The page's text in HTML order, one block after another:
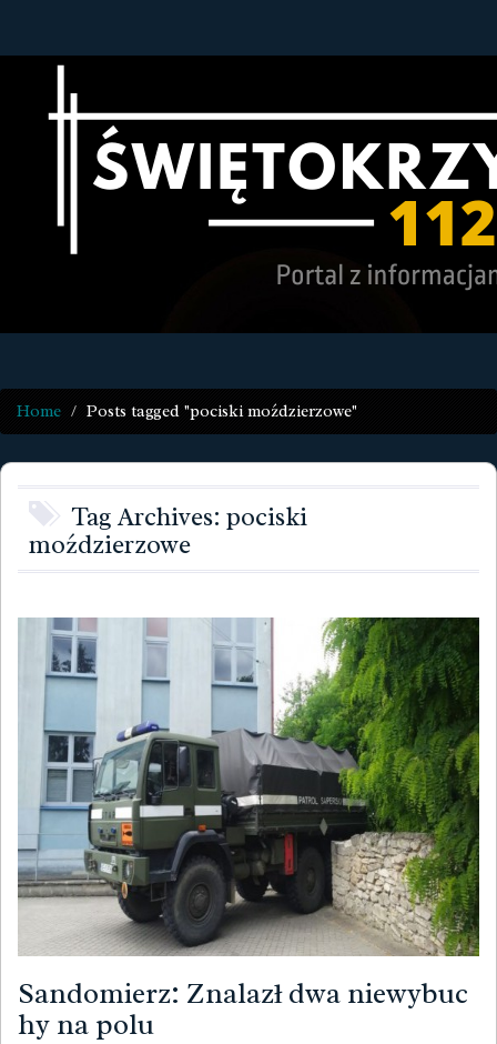
Home Posts tagged "pociski moździerzowe"
Tag Archives: pociski
moździerzowe
Sandomierz: Znalazł dwa niewybuc
hy na polu